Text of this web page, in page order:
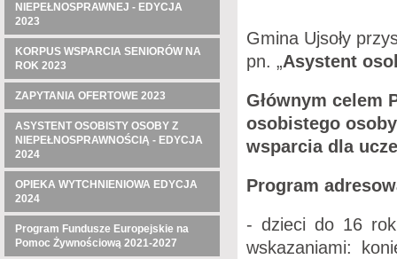
NIEPEŁNOSPRAWNEJ - EDYCJA
2023
KORPUS WSPARCIA SENIORÓW NA
ROK 2023
ZAPYTANIA OFERTOWE 2023
ASYSTENT OSOBISTY OSOBY Z
NIEPEŁNOSPRAWNOŚCIĄ - EDYCJA
2024
OPIEKA WYTCHNIENIOWA EDYCJA
2024
Program Fundusze Europejskie na
Pomoc Żywnościową 2021-2027
Gmina Ujsoły
pn. „Asystent
Głównym celem
osobistego
wsparcia dla
Program
- dzieci do 16
wskazaniami: